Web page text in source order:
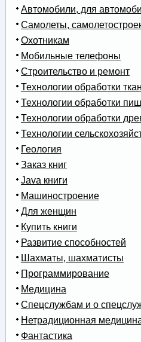
Автомобили, для
Самолеты,
Охотникам
Мобильные телефоны
Строительство и ремонт
Технологии обработки
Технологии обработки
Технологии обработки
Технологии
Геология
Заказ книг
Java книги
Машиностроение
Для женщин
Купить книги
Развитие способностей
Шахматы, шахматисты
Программирование
Медицина
Спецслужбам и о
Нетрадиционная
Фантастика